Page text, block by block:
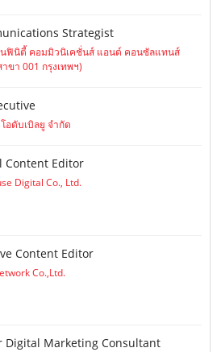
Strategist
ฟินิตี้ คอมมิวนิเคชั่นส์ แอนด์ คอนซัลแทนส์
ขา 001 กรุงเทพฯ)
อดับเบิลยู จำกัด
Content Editor
Digital Co., Ltd.
Content Editor
Co.,Ltd.
Digital Marketing Consultant